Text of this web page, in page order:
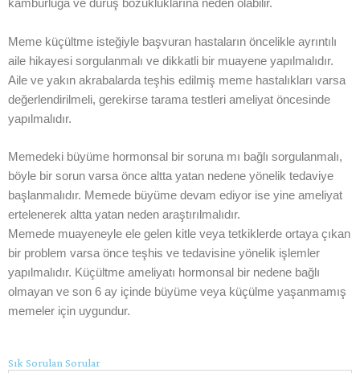
kamburluğa ve duruş bozukluklarına neden olabilir.
Meme küçültme isteğiyle başvuran hastaların öncelikle ayrıntılı
aile hikayesi sorgulanmalı ve dikkatli bir muayene yapılmalıdır.
Aile ve yakın akrabalarda teşhis edilmiş meme hastalıkları varsa
değerlendirilmeli, gerekirse tarama testleri ameliyat öncesinde
yapılmalıdır.
Memedeki büyüme hormonsal bir soruna mı bağlı sorgulanmalı,
böyle bir sorun varsa önce altta yatan nedene yönelik tedaviye
başlanmalıdır. Memede büyüme devam ediyor ise yine ameliyat
ertelenerek altta yatan neden araştırılmalıdır.
Memede muayeneyle ele gelen kitle veya tetkiklerde ortaya çıkan
bir problem varsa önce teşhis ve tedavisine yönelik işlemler
yapılmalıdır. Küçültme ameliyatı hormonsal bir nedene bağlı
olmayan ve son 6 ay içinde büyüme veya küçülme yaşanmamış
memeler için uygundur.
Sık Sorulan Sorular